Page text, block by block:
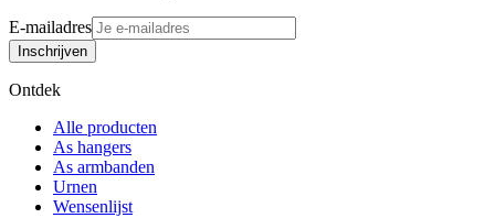
E-mailadres
Inschrijven
Ontdek
Alle producten
As hangers
As armbanden
Urnen
Wensenlijst